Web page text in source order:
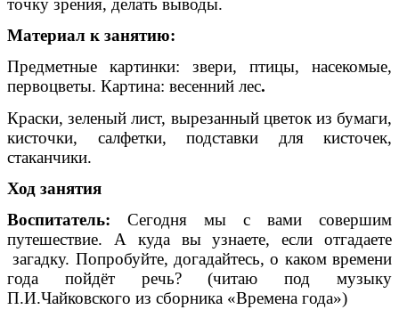
точку зрения, делать выводы.
Материал к занятию:
Предметные картинки: звери, птицы, насекомые,
первоцветы. Картина: весенний лес.
Краски, зеленый лист, вырезанный цветок из бумаги,
кисточки, салфетки, подставки для кисточек,
стаканчики.
Ход занятия
Воспитатель: Сегодня мы с вами совершим
путешествие. А куда вы узнаете, если отгадаете
загадку. Попробуйте, догадайтесь, о каком времени
года пойдёт речь? (читаю под музыку
П.И.Чайковского из сборника «Времена года»)